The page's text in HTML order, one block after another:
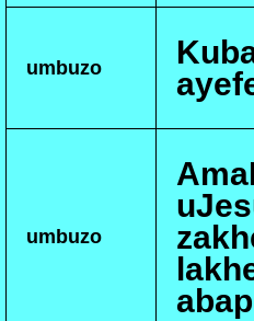
umbuzo
umbuzo